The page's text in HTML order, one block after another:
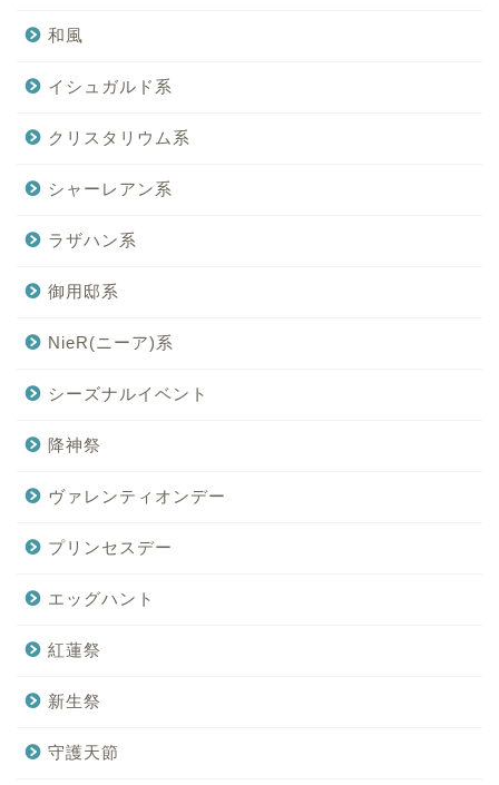
和風
イシュガルド系
クリスタリウム系
シャーレアン系
ラザハン系
御用邸系
NieR(ニーア)系
シーズナルイベント
降神祭
ヴァレンティオンデー
プリンセスデー
エッグハント
紅蓮祭
新生祭
守護天節